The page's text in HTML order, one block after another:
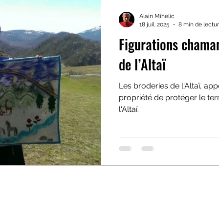
Figurations
de l’Altaï
Les broderies de l'Altaï,
propriété de protéger le
l'Altaï.
Alain Mihelic
18 juil. 2025
8 min de